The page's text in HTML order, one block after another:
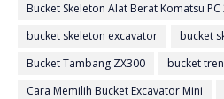
Bucket Skeleton Alat Berat Komatsu PC
bucket skeleton excavator
bucket
Bucket Tambang ZX300
bucket
Cara Memilih Bucket Excavator Mini